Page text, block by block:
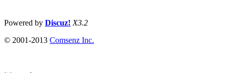
Powered by Discuz! X3.2
© 2001-2013 Comsenz Inc.